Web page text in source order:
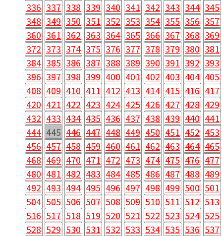
336 337 338 339 340 341 342 343 344 345
348 349 350 351 352 353 354 355 356 357
360 361 362 363 364 365 366 367 368 369
372 373 374 375 376 377 378 379 380 381
384 385 386 387 388 389 390 391 392 393
396 397 398 399 400 401 402 403 404 405
408 409 410 411 412 413 414 415 416 417
420 421 422 423 424 425 426 427 428 429
432 433 434 435 436 437 438 439 440 441
444 445 446 447 448 449 450 451 452 453
456 457 458 459 460 461 462 463 464 465
468 469 470 471 472 473 474 475 476 477
480 481 482 483 484 485 486 487 488 489
492 493 494 495 496 497 498 499 500 501
504 505 506 507 508 509 510 511 512 513
516 517 518 519 520 521 522 523 524 525
528 529 530 531 532 533 534 535 536 537